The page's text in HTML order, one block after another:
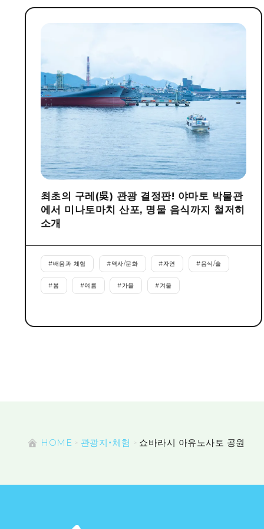
최초의 구레(吳) 관광 결정판! 야마토 박물관
에서 미나토마치 산포, 명물 음식까지 철저히
소개
#배움과 체험 #역사/문화 #자연 #음식/술
#봄 #여름 #가을 #겨울
HOME 관광지・체험 쇼바라시 아유노사토 공원